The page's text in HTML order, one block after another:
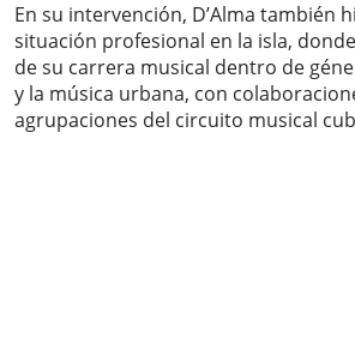
En su intervención, D’Alma también
situación profesional en la isla,
de su carrera musical dentro de
y la música urbana, con
agrupaciones del circuito musical